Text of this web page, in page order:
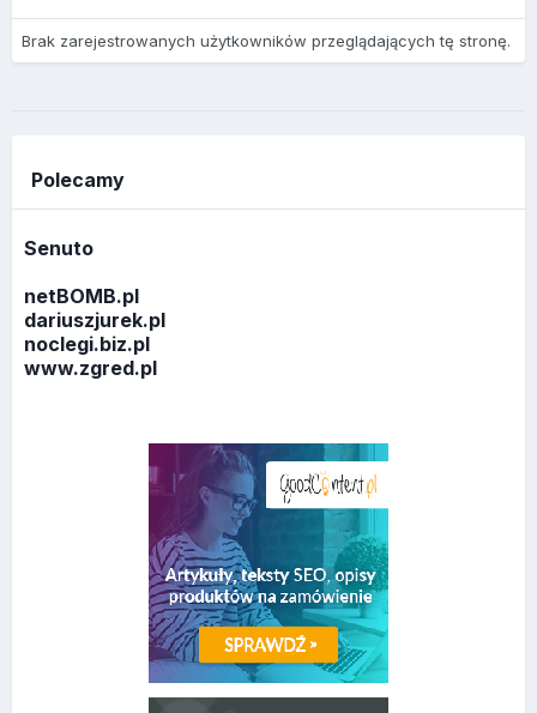
Brak zarejestrowanych użytkowników przeglądających tę stronę.
Polecamy
Senuto
netBOMB.pl
dariuszjurek.pl
noclegi.biz.pl
www.zgred.pl